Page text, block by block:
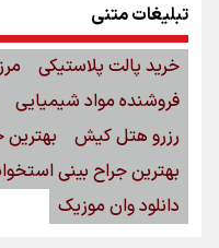
تبلیغات متنی
خرید پالت پلاستیکی
فروشنده مواد شیمیایی
رزرو هتل کیش
بهترین
بهترین جراح بینی
دانلود وان موزیک